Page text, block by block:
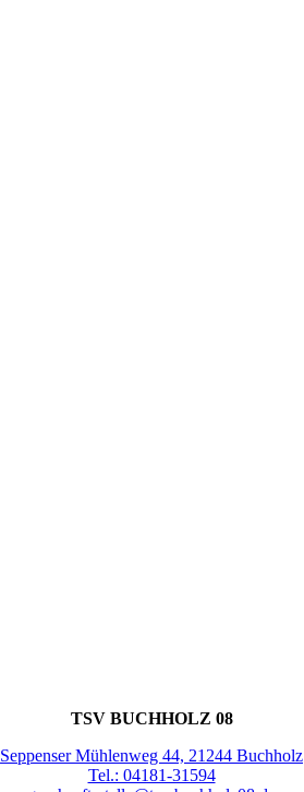
TSV BUCHHOLZ 08
Seppenser Mühlenweg 44, 21244 Buchholz
Tel.: 04181-31594